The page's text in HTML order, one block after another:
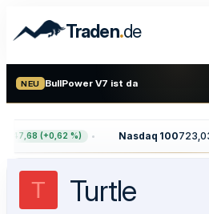
Traden.de
NEU BullPower V7 ist da
+47,68 (+0,62 %) Nasdaq 100723,03
T Turtle